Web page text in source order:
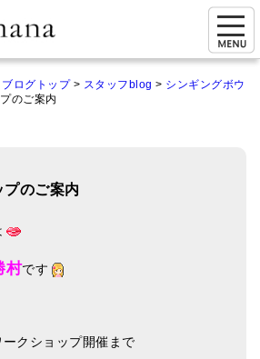
ブログトップ> スタッフblog > シンギングボウ
のご案内
プのご案内
村です
クショップ開催まで